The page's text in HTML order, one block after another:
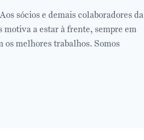
sócios e demais colaboradores da
motiva a estar à frente, sempre em
os melhores trabalhos. Somos